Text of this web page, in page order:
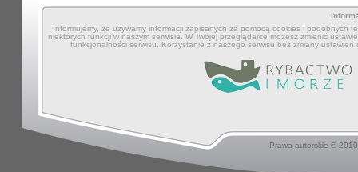
Informujemy, że używamy informacji zapisanych za pomocą cookies i podobnych
niektórych funkcji w naszym serwisie. W Twojej przeglądarce możesz zmienić
funkcjonalności serwisu. Korzystanie z naszego serwisu bez zmiany
Prawa autorskie ©